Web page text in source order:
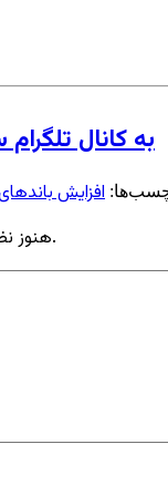
به کانال
افزایش
هنوز نظری اضافه نشده است. شما اولین نظر را بدهید.